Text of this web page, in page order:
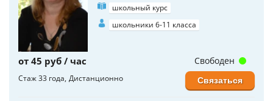
школьный курс
школьники 6-11 класса
от 45 руб / час
Стаж 33 года Дистанционно
Свободен
Связаться